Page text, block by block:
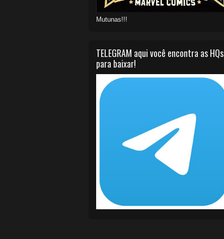
Mutunas!!!
TELEGRAM aqui você encontra as HQs
para baixar!